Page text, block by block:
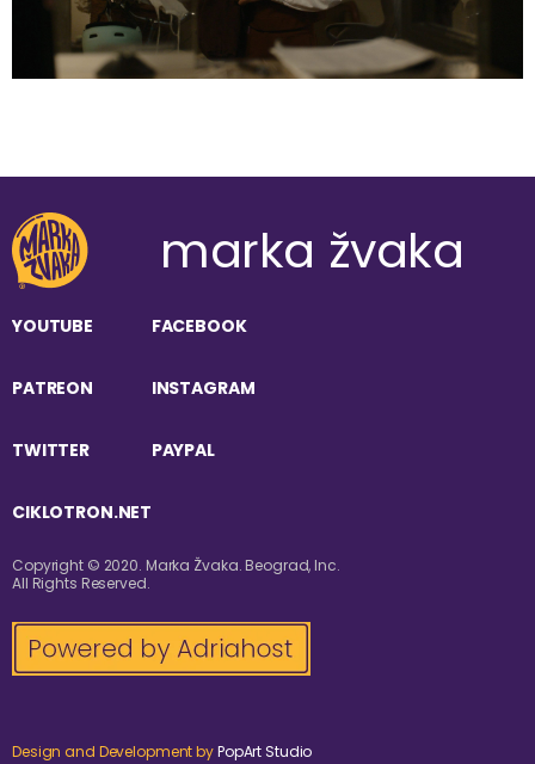
marka žvaka
YOUTUBE FACEBOOK
PATREON INSTAGRAM
TWITTER PAYPAL
CIKLOTRON.NET
Copyright © 2020. Marka Žvaka. Beograd, Inc.
All Rights Reserved.
Design and Development byPopArt Studio